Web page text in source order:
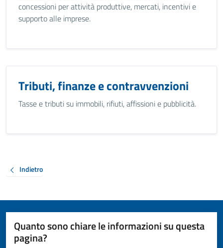
concessioni per attività produttive, mercati, incentivi e
supporto alle imprese.
Tributi, finanze e contravvenzioni
Tasse e tributi su immobili, rifiuti, affissioni e pubblicità.
Indietro
Quanto sono chiare le informazioni su questa
pagina?